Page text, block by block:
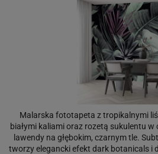
Malarska fototapeta z tropikalnymi
białymi kaliami oraz rozetą sukulentu
lawendy na głębokim, czarnym tle.
tworzy elegancki efekt dark botanicals i